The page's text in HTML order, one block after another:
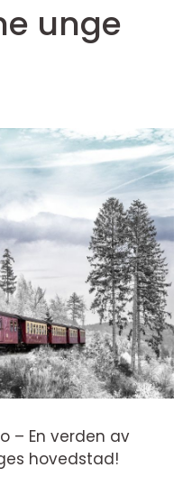
unge
– En verden av
hovedstad!